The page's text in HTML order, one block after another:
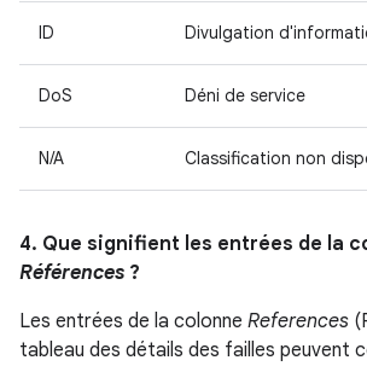
ID Divulgation
DoS Déni de service
N/A Classification non
4. Que signifient les entrées de la
Références ?
Les entrées de la colonne References
tableau des détails des failles peuvent